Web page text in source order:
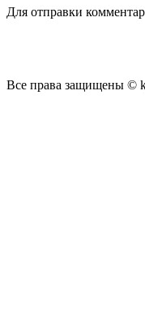
Для отправки
Все права защищены ©